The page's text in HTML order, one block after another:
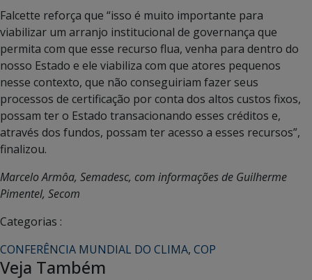
Falcette reforça que “isso é muito importante para
viabilizar um arranjo institucional de governança que
permita com que esse recurso flua, venha para dentro do
nosso Estado e ele viabiliza com que atores pequenos
nesse contexto, que não conseguiriam fazer seus
processos de certificação por conta dos altos custos fixos,
possam ter o Estado transacionando esses créditos e,
através dos fundos, possam ter acesso a esses recursos”,
finalizou.
Marcelo Armôa, Semadesc, com informações de Guilherme
Pimentel, Secom
Categorias :
CONFERÊNCIA MUNDIAL DO CLIMA, COP
Veja Também